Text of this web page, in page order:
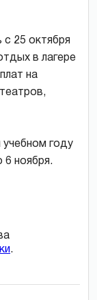
с 25 октября
в лагере
на
учебном году
6 ноября.
.